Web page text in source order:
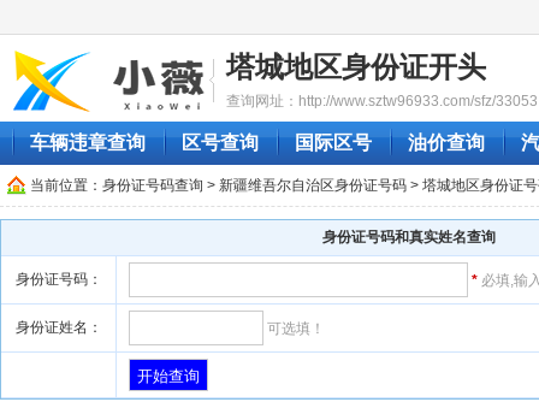
塔城地区身份证开头
查询网址：http://www.sztw96933.com/sfz/
车辆违章查询 区号查询 国际区号 油价查询
当前位置： 身份证号码查询 > 新疆维吾尔自治区身份证号码 > 塔城地区身份证
身份证号码和真实姓名查询
身份证号码： * 必填,输
身份证姓名： 可选填！